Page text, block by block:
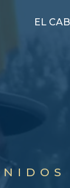
EL